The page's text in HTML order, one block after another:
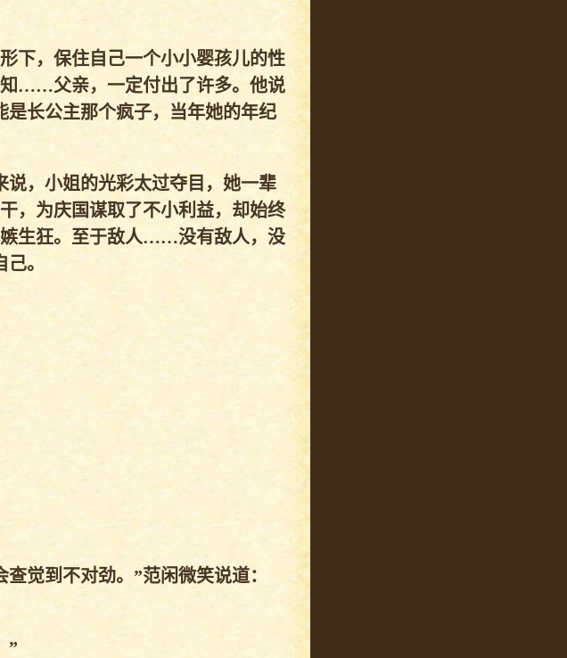
下，保住自己一个小小婴孩儿的性
……父亲，一定付出了许多。他说
是长公主那个疯子，当年她的年纪
，小姐的光彩太过夺目，她一辈
，为庆国谋取了不小利益，却始终
生狂。至于敌人……没有敌人，没
。
觉到不对劲。”范闲微笑说道：
”